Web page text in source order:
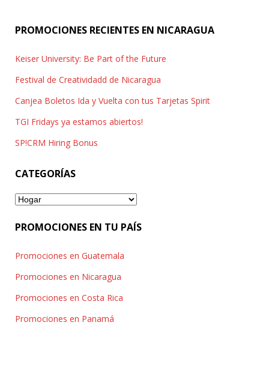
PROMOCIONES RECIENTES EN NICARAGUA
Keiser University: Be Part of the Future
Festival de Creatividadd de Nicaragua
Canjea Boletos Ida y Vuelta con tus Tarjetas Spirit
TGI Fridays ya estamos abiertos!
SP!CRM Hiring Bonus
CATEGORÍAS
Categorías
PROMOCIONES EN TU PAÍS
Promociones en Guatemala
Promociones en Nicaragua
Promociones en Costa Rica
Promociones en Panamá